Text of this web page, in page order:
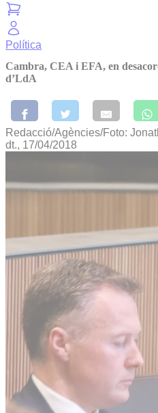
Política
Cambra, CEA i EFA, en
d’LdA
Redacció/Agències/Foto:
dt., 17/04/2018